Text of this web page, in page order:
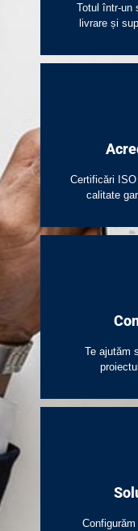
Totul într-un
livrare și
Certificări
calitate
Te ajutăm